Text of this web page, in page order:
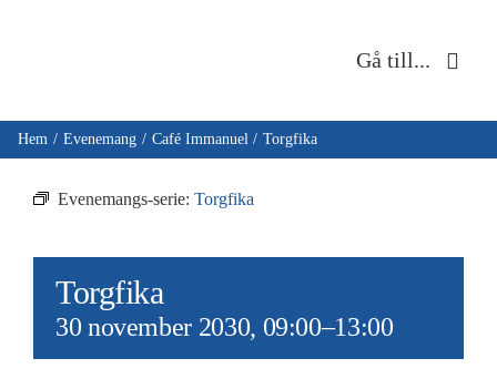
Gå till...
Hem
Om oss
Musik & kultur
Barn & unga
Hem Evenemang Café Immanuel Torgfika
Evenemangs-serie: Torgfika
Torgfika
30 november 2030, 09:00–13:00